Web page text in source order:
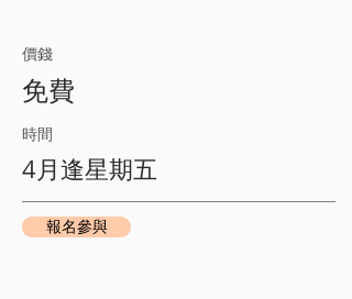
​價錢
免費
​時間​
4月逢星期五
報名參與